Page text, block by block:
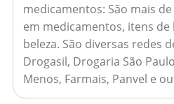
medicamentos: São mais
em medicamentos, itens
beleza. São diversas redes
Drogasil, Drogaria São
Menos, Farmais, Panvel e